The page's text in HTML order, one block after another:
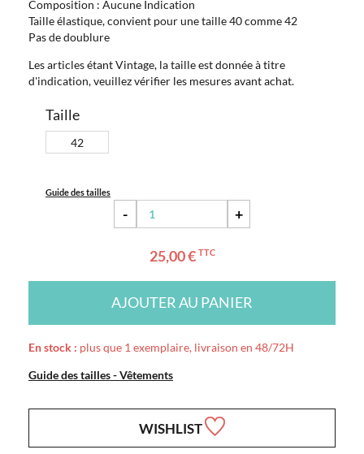
Composition : Aucune Indication
Taille élastique, convient pour une taille 40 comme 42
Pas de doublure
Les articles étant Vintage, la taille est donnée à titre
d'indication, veuillez vérifier les mesures avant achat.
Taille
42
Guide des tailles
- +
25,00 € TTC
AJOUTER AU PANIER
En stock : plus que 1 exemplaire, livraison en 48/72H
Guide des tailles - Vêtements
WISHLIST